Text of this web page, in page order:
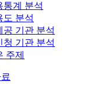
통계 분석
도 분석
공 기관 분석
청 기관 분석
주제